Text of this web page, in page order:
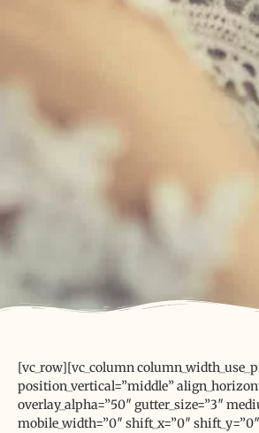
[vc_row][vc_column
position_vertical=”middle”
overlay_alpha=”50″ gutter_size=”3″
mobile_width=”0″ shift_x=”0″